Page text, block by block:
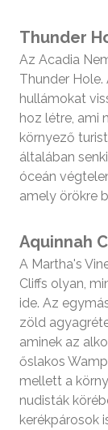
Thunder
Az Acadia
Thunder Hole.
hullámokat
hoz létre, ami
környező
általában
óceán
amely örökre
Aquinnah
A Martha's
Cliffs olyan,
ide. Az
zöld
aminek az
őslakos
mellett a
nudisták
kerékpárosok